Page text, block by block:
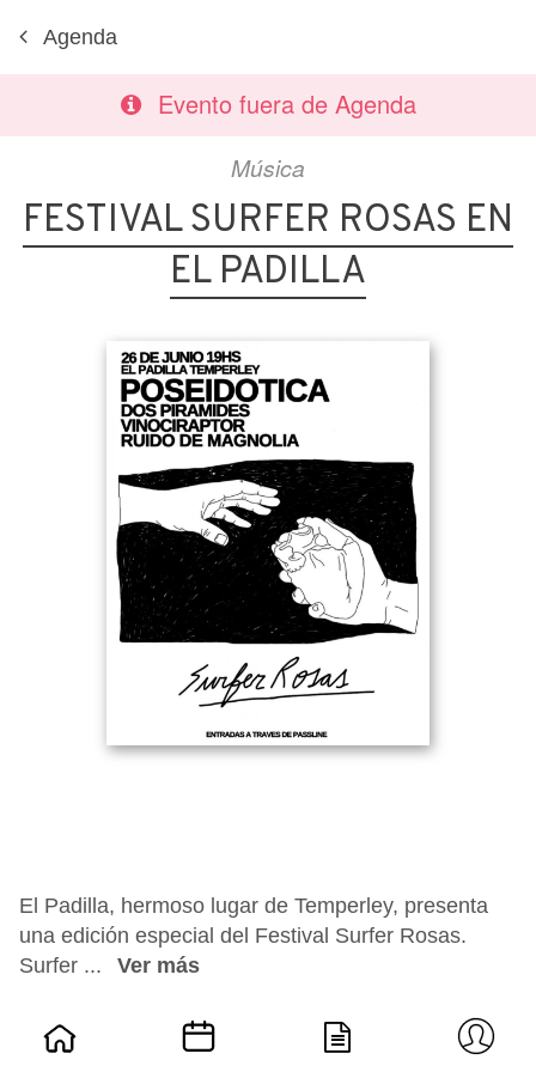
Agenda
Evento fuera de Agenda
Música
FESTIVAL SURFER ROSAS EN
EL PADILLA
El Padilla, hermoso lugar de Temperley, presenta
una edición especial del Festival Surfer Rosas.
Surfer ...
Ver más